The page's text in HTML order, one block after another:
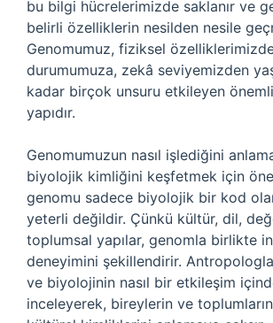
bu bilgi hücrelerimizde saklanır ve
belirli özelliklerin nesilden nesile
Genomumuz, fiziksel
durumumuza, zekâ seviyemizden
kadar birçok unsuru etkileyen
yapıdır.
Genomumuzun nasıl işlediğini
biyolojik kimliğini keşfetmek için
genomu sadece biyolojik bir kod
yeterli değildir. Çünkü kültür, dil,
toplumsal yapılar, genomla birlikte
deneyimini şekillendirir.
ve biyolojinin nasıl bir etkileşim
inceleyerek, bireylerin ve